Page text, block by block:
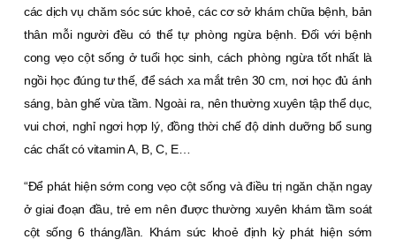
các dịch vụ chăm sóc sức khoẻ, các cơ sở khám chữa bệnh, bản
thân mỗi người đều có thể tự phòng ngừa bệnh. Ðối với bệnh
cong vẹo cột sống ở tuổi học sinh, cách phòng ngừa tốt nhất là
ngồi học đúng tư thế, để sách xa mắt trên 30 cm, nơi học đủ ánh
sáng, bàn ghế vừa tầm. Ngoài ra, nên thường xuyên tập thể dục,
vui chơi, nghỉ ngơi hợp lý, đồng thời chế độ dinh dưỡng bổ sung
các chất có vitamin A, B, C, E…
“Ðể phát hiện sớm cong vẹo cột sống và điều trị ngăn chặn ngay
ở giai đoạn đầu, trẻ em nên được thường xuyên khám tầm soát
cột sống 6 tháng/lần. Khám sức khoẻ định kỳ phát hiện sớm